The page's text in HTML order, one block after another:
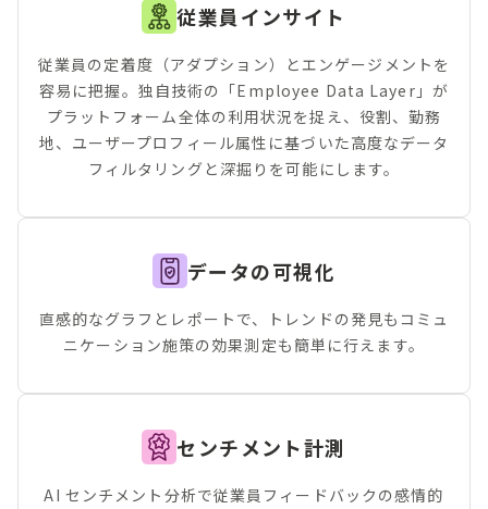
従業員インサイト
従業員の定着度（アダプション）とエンゲージメントを
容易に把握。独自技術の「Employee Data Layer」が
プラットフォーム全体の利用状況を捉え、役割、勤務
地、ユーザープロフィール属性に基づいた高度なデータ
フィルタリングと深掘りを可能にします。
データの可視化
直感的なグラフとレポートで、トレンドの発見もコミュ
ニケーション施策の効果測定も簡単に行えます。
センチメント計測
AI センチメント分析で従業員フィードバックの感情的